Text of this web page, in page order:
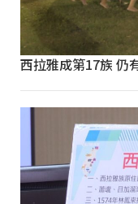
西拉雅成第17族 仍